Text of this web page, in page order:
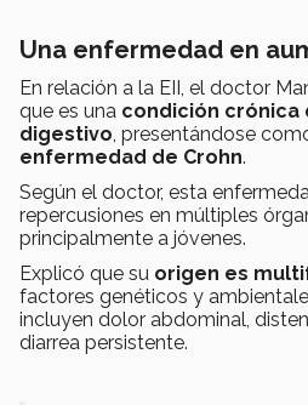
Una enfermedad en
En relación a la EII, el doctor
que es una condición
digestivo , presentándose
enfermedad de Crohn.
Según el doctor, esta
repercusiones en múltiples
principalmente a jóvenes.
Explicó que su origen es
factores genéticos y
incluyen dolor abdominal,
diarrea persistente.